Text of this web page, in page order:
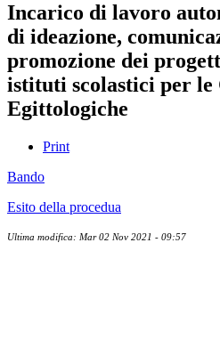
Incarico di lavoro
di ideazione,
promozione dei
istituti scolastici per le
Egittologiche
Print
Bando
Esito della procedua
Ultima modifica: Mar 02 Nov 2021 - 09:57